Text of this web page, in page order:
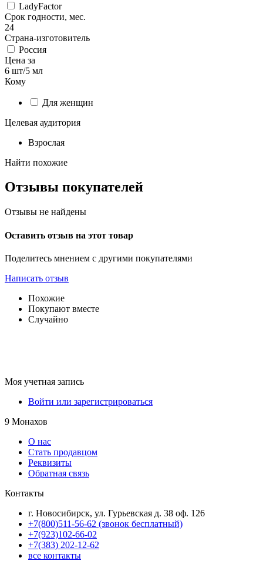
LadyFactor
Срок годности, мес.
24
Страна-изготовитель
Россия
Цена за
6 шт/5 мл
Кому
Для женщин
Целевая аудитория
Взрослая
Найти похожие
Отзывы покупателей
Отзывы не найдены
Оставить отзыв на этот товар
Поделитесь мнением с другими покупателями
Написать отзыв
Похожие
Покупают вместе
Случайно
Моя учетная запись
Войти или зарегистрироваться
9 Монахов
О нас
Стать продавцом
Реквизиты
Обратная связь
Контакты
г. Новосибирск, ул. Гурьевская д. 38 оф. 126
+7(800)511-56-62 (звонок бесплатный)
+7(923)102-66-02
+7(383) 202-12-62
все контакты